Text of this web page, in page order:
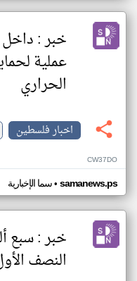
خبر :
عملية
الحراري
اخبار فلسطين
CW37DO
سما الإخبارية• samanews.ps
خبر : سبع
النصف الأول